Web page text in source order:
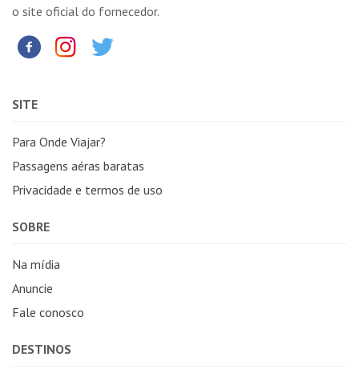
o site oficial do fornecedor.
SITE
Para Onde Viajar?
Passagens aéras baratas
Privacidade e termos de uso
SOBRE
Na mídia
Anuncie
Fale conosco
DESTINOS